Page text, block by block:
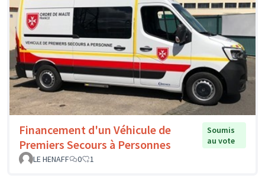
Financement d'un Véhicule de
Premiers Secours à Personnes
Soumis
au vote
LE HENAFF
0 1